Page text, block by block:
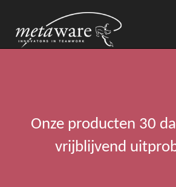
Onze producten 30
vrijblijvend